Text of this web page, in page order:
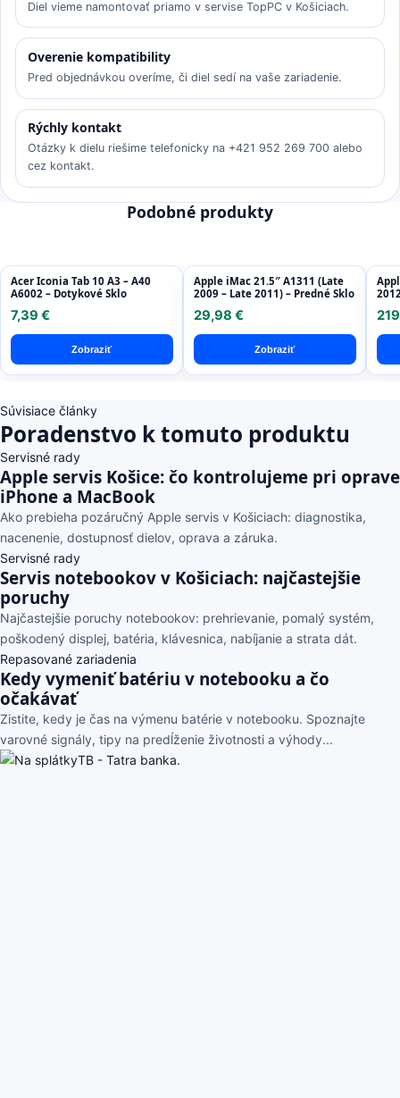
Diel vieme namontovať priamo v servise TopPC v Košiciach.
Overenie kompatibility
Pred objednávkou overíme, či diel sedí na vaše zariadenie.
Rýchly kontakt
Otázky k dielu riešime telefonicky na +421 952 269 700 alebo
cez kontakt.
Podobné produkty
Acer Iconia Tab 10 A3 – A40
A6002 – Dotykové Sklo
7,39 €
Zobraziť
Apple iMac 21.5″ A1311 (Late
2009 – Late 2011) – Predné Sklo
29,98 €
Zobraziť
Súvisiace články
Poradenstvo k tomuto produktu
Servisné rady
Apple servis Košice: čo kontrolujeme pri oprave
iPhone a MacBook
Ako prebieha pozáručný Apple servis v Košiciach: diagnostika,
nacenenie, dostupnosť dielov, oprava a záruka.
Servisné rady
Servis notebookov v Košiciach: najčastejšie
poruchy
Najčastejšie poruchy notebookov: prehrievanie, pomalý systém,
poškodený displej, batéria, klávesnica, nabíjanie a strata dát.
Repasované zariadenia
Kedy vymeniť batériu v notebooku a čo
očakávať
Zistite, kedy je čas na výmenu batérie v notebooku. Spoznajte
varovné signály, tipy na predĺženie životnosti a výhody...